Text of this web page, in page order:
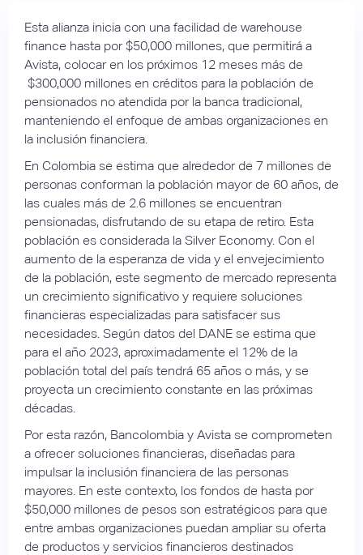
Esta alianza inicia con una facilidad de warehouse
finance hasta por $50,000 millones, que permitirá a
Avista, colocar en los próximos 12 meses más de
$300,000 millones en créditos para la población de
pensionados no atendida por la banca tradicional,
manteniendo el enfoque de ambas organizaciones en
la inclusión financiera.
En Colombia se estima que alrededor de 7 millones de
personas conforman la población mayor de 60 años, de
las cuales más de 2.6 millones se encuentran
pensionadas, disfrutando de su etapa de retiro. Esta
población es considerada la Silver Economy. Con el
aumento de la esperanza de vida y el envejecimiento
de la población, este segmento de mercado representa
un crecimiento significativo y requiere soluciones
financieras especializadas para satisfacer sus
necesidades. Según datos del DANE se estima que
para el año 2023, aproximadamente el 12% de la
población total del país tendrá 65 años o más, y se
proyecta un crecimiento constante en las próximas
décadas.
Por esta razón, Bancolombia y Avista se comprometen
a ofrecer soluciones financieras, diseñadas para
impulsar la inclusión financiera de las personas
mayores. En este contexto, los fondos de hasta por
$50,000 millones de pesos son estratégicos para que
entre ambas organizaciones puedan ampliar su oferta
de productos y servicios financieros destinados